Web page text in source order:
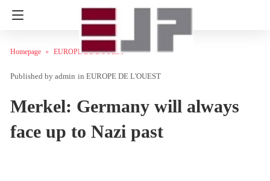
Homepage EUROPE DE L'OUEST
admin in EUROPE DE L'OUEST
Merkel: Germany will always
face up to Nazi past